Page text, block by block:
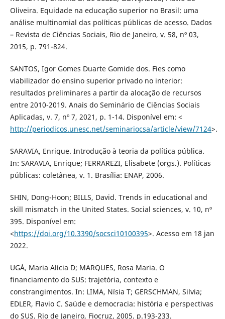
Oliveira. Equidade na educação superior no Brasil: uma
análise multinomial das políticas públicas de acesso. Dados
– Revista de Ciências Sociais, Rio de Janeiro, v. 58, nº 03,
2015, p. 791-824.
SANTOS, Igor Gomes Duarte Gomide dos. Fies como
viabilizador do ensino superior privado no interior:
resultados preliminares a partir da alocação de recursos
entre 2010-2019. Anais do Seminário de Ciências Sociais
Aplicadas, v. 7, nº 7, 2021, p. 1-14. Disponível em: <
http://periodicos.unesc.net/seminariocsa/article/view/7124>.
SARAVIA, Enrique. Introdução à teoria da política pública.
In: SARAVIA, Enrique; FERRAREZI, Elisabete (orgs.). Políticas
públicas: coletânea, v. 1. Brasília: ENAP, 2006.
SHIN, Dong-Hoon; BILLS, David. Trends in educational and
skill mismatch in the United States. Social sciences, v. 10, nº
395. Disponível em:
<https://doi.org/10.3390/socsci10100395>. Acesso em 18 jan
2022.
UGÁ, Maria Alícia D; MARQUES, Rosa Maria. O
financiamento do SUS: trajetória, contexto e
constrangimentos. In: LIMA, Nísia T; GERSCHMAN, Silvia;
EDLER, Flavio C. Saúde e democracia: história e perspectivas
do SUS. Rio de Janeiro, Fiocruz, 2005. p.193-233.